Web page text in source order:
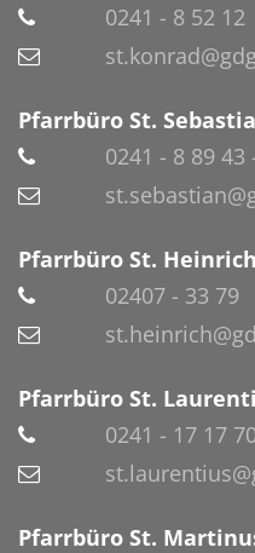
0241 - 8 52 12
Pfarrbüro St.
0241 - 8 89 43
Pfarrbüro St. Heinrich
02407 - 33 79
Pfarrbüro St.
0241 - 17 17
Pfarrbüro St.